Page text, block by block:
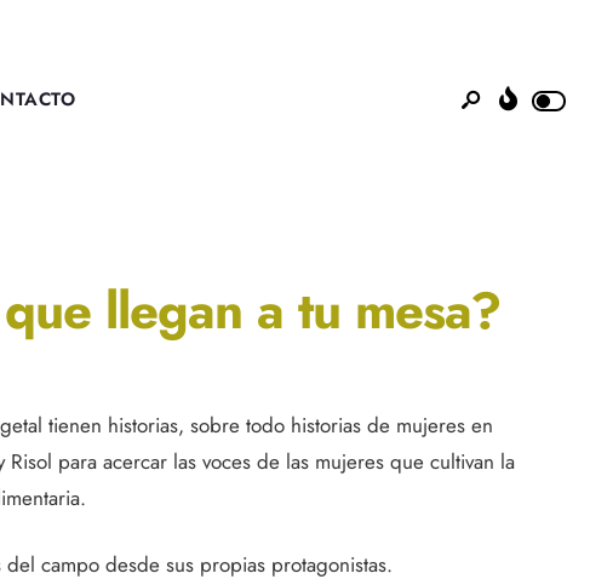
llegan a tu mesa?
tienen historias, sobre todo historias de mujeres en
para acercar las voces de las mujeres que cultivan la
campo desde sus propias protagonistas.